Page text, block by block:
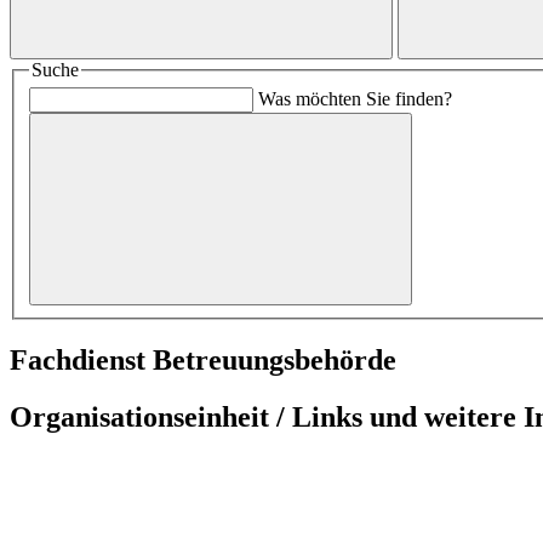
Suche
Was möchten Sie finden?
Fachdienst Betreuungsbehörde
Organisationseinheit / Links und weitere